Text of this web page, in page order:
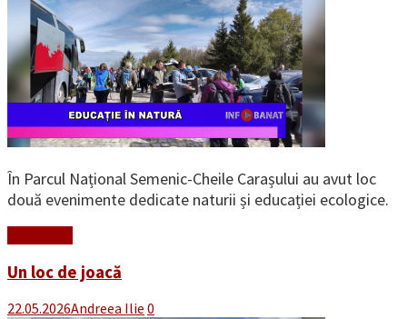
În Parcul Național Semenic-Cheile Carașului au avut loc
două evenimente dedicate naturii și educației ecologice.
Un loc de joacă
22.05.2026Andreea Ilie 0